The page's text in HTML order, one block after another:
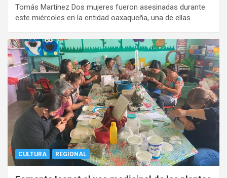
Tomás Martínez Dos mujeres fueron asesinadas durante
este miércoles en la entidad oaxaqueña, una de ellas…
CULTURA REGIONAL